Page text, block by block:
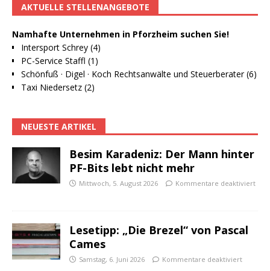
AKTUELLE STELLENANGEBOTE
Namhafte Unternehmen in Pforzheim suchen Sie!
Intersport Schrey (4)
PC-Service Staffl (1)
Schönfuß · Digel · Koch Rechtsanwälte und Steuerberater (6)
Taxi Niedersetz (2)
NEUESTE ARTIKEL
Besim Karadeniz: Der Mann hinter
PF-Bits lebt nicht mehr
Mittwoch, 5. August 2026 Kommentare deaktiviert
Lesetipp: „Die Brezel“ von Pascal
Cames
Samstag, 6. Juni 2026 Kommentare deaktiviert